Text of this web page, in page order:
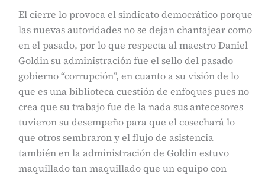
El cierre lo provoca el sindicato democrático porque
las nuevas autoridades no se dejan chantajear como
en el pasado, por lo que respecta al maestro Daniel
Goldin su administración fue el sello del pasado
gobierno “corrupción”, en cuanto a su visión de lo
que es una biblioteca cuestión de enfoques pues no
crea que su trabajo fue de la nada sus antecesores
tuvieron su desempeño para que el cosechará lo
que otros sembraron y el flujo de asistencia
también en la administración de Goldin estuvo
maquillado tan maquillado que un equipo con